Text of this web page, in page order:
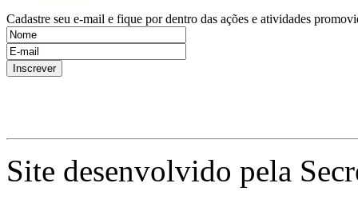
Cadastre seu e-mail e fique por dentro das ações e atividades
Site desenvolvido pela